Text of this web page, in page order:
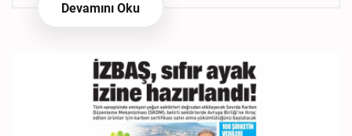
Devamını Oku